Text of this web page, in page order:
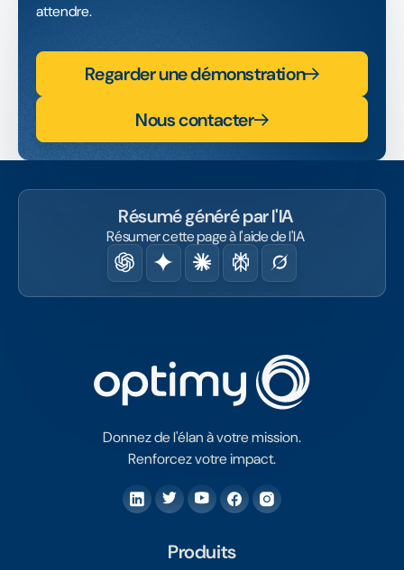
attendre.
Regarder une démonstration
Nous contacter
Résumé généré par l'IA
Résumer cette page à l'aide de l'IA
Donnez de l'élan à votre mission.
Renforcez votre impact.
Produits